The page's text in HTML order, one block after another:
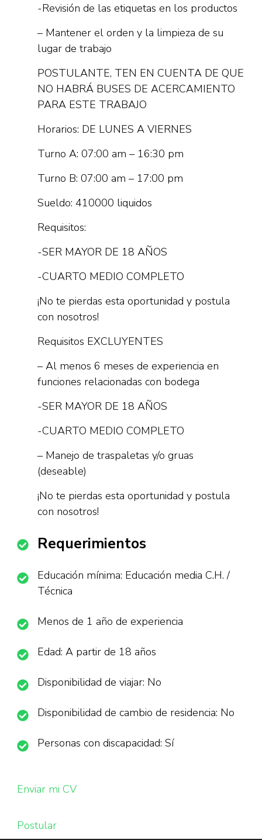
-Revisión de las etiquetas en los productos
– Mantener el orden y la limpieza de su
lugar de trabajo
POSTULANTE, TEN EN CUENTA DE QUE
NO HABRÁ BUSES DE ACERCAMIENTO
PARA ESTE TRABAJO
Horarios: DE LUNES A VIERNES
Turno A: 07:00 am – 16:30 pm
Turno B: 07:00 am – 17:00 pm
Sueldo: 410000 liquidos
Requisitos:
-SER MAYOR DE 18 AÑOS
-CUARTO MEDIO COMPLETO
¡No te pierdas esta oportunidad y postula
con nosotros!
Requisitos EXCLUYENTES
– Al menos 6 meses de experiencia en
funciones relacionadas con bodega
-SER MAYOR DE 18 AÑOS
-CUARTO MEDIO COMPLETO
– Manejo de traspaletas y/o gruas
(deseable)
¡No te pierdas esta oportunidad y postula
con nosotros!
Requerimientos
Educación mínima: Educación media C.H. /
Técnica
Menos de 1 año de experiencia
Edad: A partir de 18 años
Disponibilidad de viajar: No
Disponibilidad de cambio de residencia: No
Personas con discapacidad: Sí
Enviar mi CV
Postular